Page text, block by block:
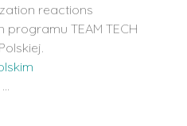
reactions
TEAM TECH